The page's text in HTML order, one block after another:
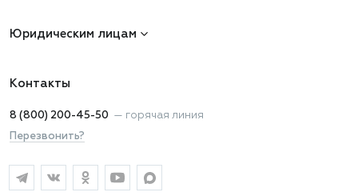
Юридическим лицам
Контакты
8 (800) 200-45-50 — горячая линия
Перезвонить?